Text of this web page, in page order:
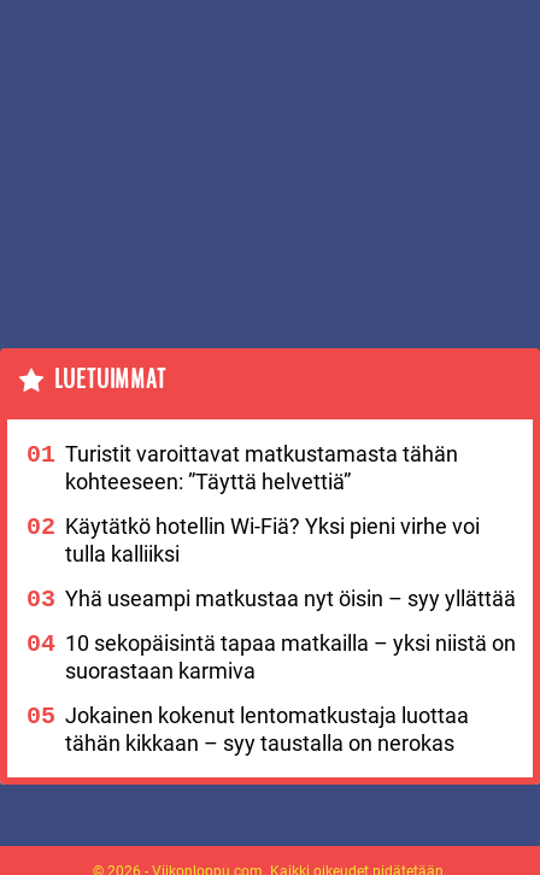
LUETUIMMAT
Turistit varoittavat matkustamasta tähän
kohteeseen: ”Täyttä helvettiä”
Käytätkö hotellin Wi-Fiä? Yksi pieni virhe voi
tulla kalliiksi
Yhä useampi matkustaa nyt öisin – syy yllättää
10 sekopäisintä tapaa matkailla – yksi niistä on
suorastaan karmiva
Jokainen kokenut lentomatkustaja luottaa
tähän kikkaan – syy taustalla on nerokas
© 2026 - Viikonloppu.com. Kaikki oikeudet pidätetään.